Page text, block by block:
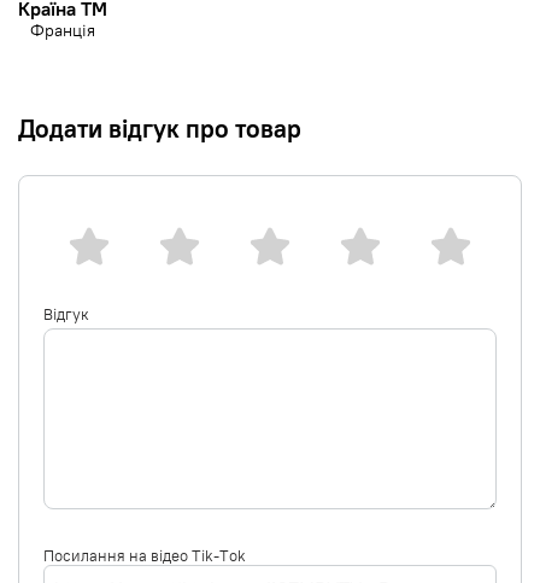
Країна ТМ
Франція
Додати відгук про товар
Відгук
Посилання на відео Tik-Tok